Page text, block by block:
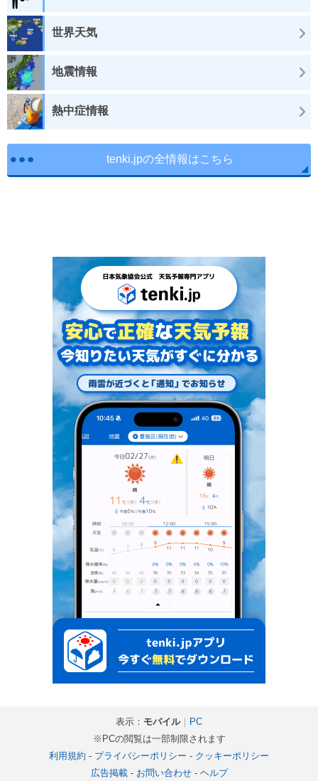
世界天気
地震情報
熱中症情報
tenki.jpの全情報はこちら
表示： モバイル｜ PC
※PCの閲覧は一部制限されます
利用規約 - プライバシーポリシー - クッキーポリシー
広告掲載- お問い合わせ- ヘルプ